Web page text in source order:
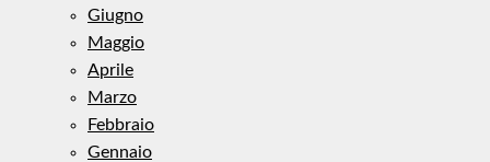
Giugno
Maggio
Aprile
Marzo
Febbraio
Gennaio